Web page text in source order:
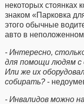
некоторых стоянках
знаком «Парковка
этого обычные
авто в
- Интересно,
для помощи людям с
Или же их
собирать? -
- Инвалидов можно